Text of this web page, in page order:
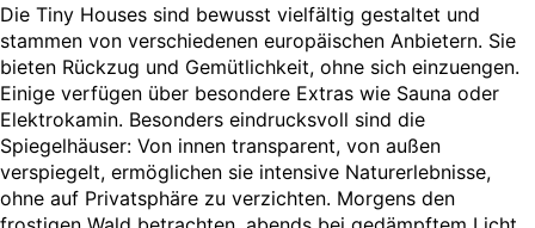
Die Tiny Houses sind bewusst vielfältig gestaltet und
stammen von verschiedenen europäischen Anbietern. Sie
bieten Rückzug und Gemütlichkeit, ohne sich einzuengen.
Einige verfügen über besondere Extras wie Sauna oder
Elektrokamin. Besonders eindrucksvoll sind die
Spiegelhäuser: Von innen transparent, von außen
verspiegelt, ermöglichen sie intensive Naturerlebnisse,
ohne auf Privatsphäre zu verzichten. Morgens den